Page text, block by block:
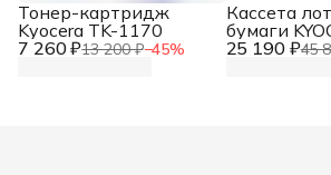
7 260 ₽13 200 ₽−45%
Тонер-картридж
Kyocera TK-1170
25 190 ₽45
Кассета
бумаги
Paper